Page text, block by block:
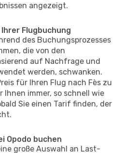
angezeigt.
Flugbuchung
des Buchungsprozesses
die von den
auf Nachfrage und
werden, schwanken.
für Ihren Flug nach Fès zu
Ihnen immer, so schnell wie
Sie einen Tarif finden, der
Opodo buchen
große Auswahl an Last-